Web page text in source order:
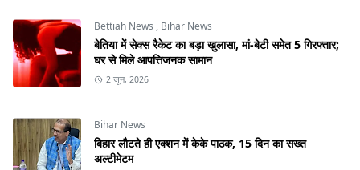
Bettiah News , Bihar News
बेतिया में सेक्स रैकेट का बड़ा खुलासा, मां-बेटी समेत 5 गिरफ्तार;
घर से मिले आपत्तिजनक सामान
2 जून, 2026
Bihar News
बिहार लौटते ही एक्शन में केके पाठक, 15 दिन का सख्त
अल्टीमेटम